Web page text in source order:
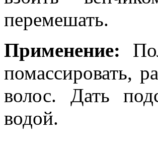
перемешать.
Применение:
помассировать,
волос. Дать
водой.